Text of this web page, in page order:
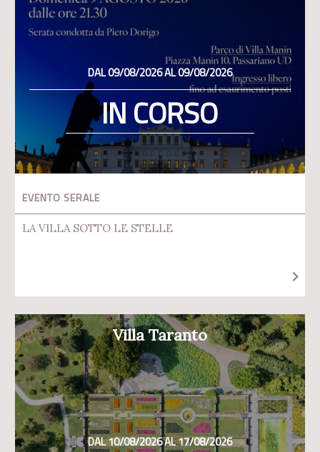
DAL 09/08/2026 AL 09/08/2026
IN CORSO
EVENTO SERALE
LA VILLA SOTTO LE STELLE
Villa Taranto
DAL 10/08/2026 AL 17/08/2026